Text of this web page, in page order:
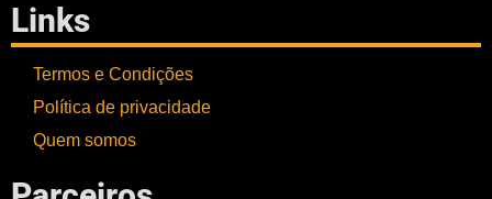
Links
Termos e Condições
Política de privacidade
Quem somos